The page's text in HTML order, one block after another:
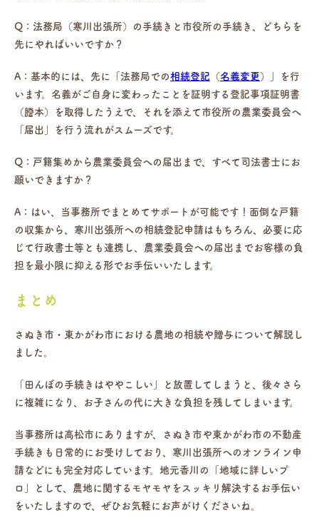
Q：法務局（寒川出張所）の手続きと市役所の手続き、どちらを
先にやればいいですか？
A：基本的には、先に「法務局での相続登記 （名義変更）」を行
います。名義がご自身に変わったことを証明する登記事項証明書
（謄本）を取得したうえで、それを添えて市役所の農業委員会へ
「届出」を行う流れがスムーズです。
Q：戸籍集めから農業委員会への届出まで、すべて司法書士にお
願いできますか？
A：はい、当事務所でまとめてサポートが可能です！面倒な戸籍
の収集から、寒川出張所への相続登記申請はもちろん、必要に応
じて行政書士等とも連携し、農業委員会への届出までお客様の負
担を最小限に抑える形でお手伝いいたします。
まとめ
さぬき市・東かがわ市における農地の相続や贈与について解説し
ました。
「田んぼの手続きはややこしい」と放置してしまうと、後々さら
に複雑になり、お子さんの代に大きな負担を残してしまいます。
当事務所は高松市にありますが、さぬき市や東かがわ市の不動産
手続きも日常的にお受けしており、寒川出張所へのオンライン申
請などにも完全対応しています。地元香川の「地域に詳しいプ
ロ」として、農地に関するモヤモヤをスッキリ解決するお手伝い
をいたしますので、ぜひお気軽にお声がけくださいね。